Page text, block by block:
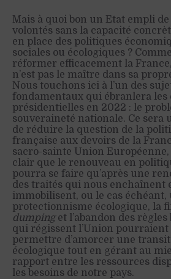
Mais à quoi bon un Etat empli
volontés sans la capacité
en place des politiques
sociales ou écologiques ?
réformer efficacement la France,
n’est pas le maître dans sa
Nous touchons ici à l’un des
fondamentaux qui ébranlera les
présidentielles en 2022 : le
souveraineté nationale. Ce sera
de réduire la question de la
française aux devoirs de la
sacro-sainte Union
clair que le renouveau en
pourra se faire qu’après une
des traités qui nous enchaînent
immobilisent, ou le cas échéant,
protectionnisme écologique, la
dumpinget l’abandon des
qui régissent l’Union pourraient
permettre d’amorcer une
écologique tout en gérant au
rapport entre les ressources
les besoins de notre pays.